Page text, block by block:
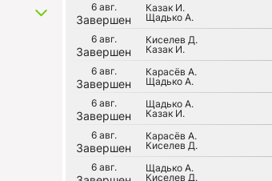
6 авг.
Завершен
Казак И.
Щадько А.
6 авг.
Завершен
Киселев Д.
Казак И.
6 авг.
Завершен
Карасёв А.
Щадько А.
6 авг.
Завершен
Щадько А.
Казак И.
6 авг.
Завершен
Карасёв А.
Киселев Д.
6 авг.
Щадько А.
Киселев Д.